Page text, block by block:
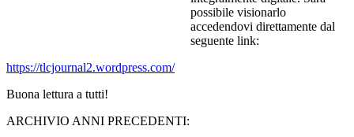
possibile visionarlo
accedendovi direttamente dal
seguente link:
https://tlcjournal2.wordpress.com/
Buona lettura a tutti!
ARCHIVIO ANNI PRECEDENTI: